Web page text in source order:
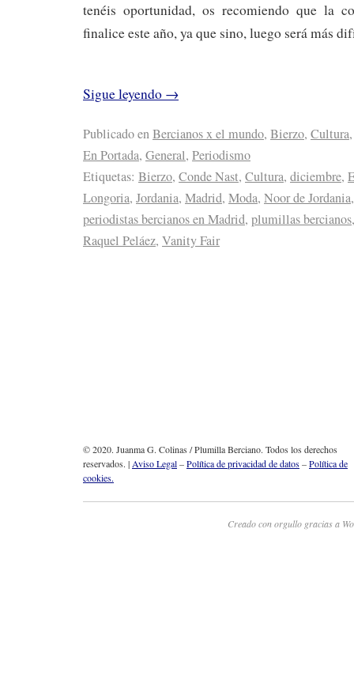
tenéis oportunidad, os recomiendo que la
finalice este año, ya que sino, luego será más
Sigue leyendo →
Publicado enBercianos x el mundo, Bierzo, Cultura,
En Portada, General, Periodismo
Etiquetas: Bierzo, Conde Nast, Cultura, diciembre,
Longoria, Jordania, Madrid, Moda, Noor de Jordania
periodistas bercianos en Madrid, plumillas bercianos
Raquel Peláez, Vanity Fair
© 2020. Juanma G. Colinas / Plumilla Berciano. Todos los derechos
reservados. |Aviso Legal–Política de privacidad de datos–Política de
cookies.
Creado con orgullo gracias a